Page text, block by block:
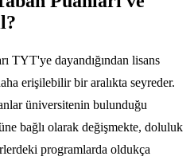
TYT'ye dayandığından lisans
erişilebilir bir aralıkta seyreder.
üniversitenin bulunduğu
bağlı olarak değişmekte, doluluk
programlarda oldukça